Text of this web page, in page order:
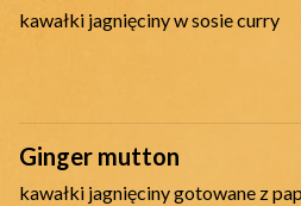
kawałki jagnięciny w sosie curry
Ginger mutton
kawałki jagnięciny gotowane z